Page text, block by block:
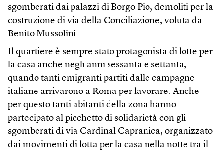
sgomberati dai palazzi di Borgo Pio, demoliti per la
costruzione di via della Conciliazione, voluta da
Benito Mussolini.
Il quartiere è sempre stato protagonista di lotte per
la casa anche negli anni sessanta e settanta,
quando tanti emigranti partiti dalle campagne
italiane arrivarono a Roma per lavorare. Anche
per questo tanti abitanti della zona hanno
partecipato al picchetto di solidarietà con gli
sgomberati di via Cardinal Capranica, organizzato
dai movimenti di lotta per la casa nella notte tra il